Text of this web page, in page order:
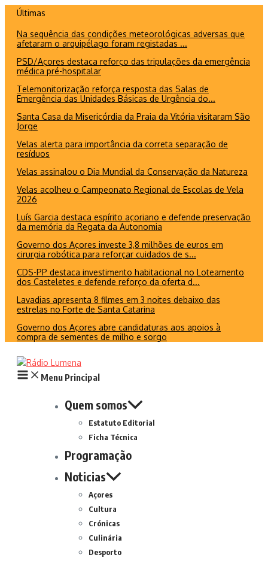
conteúdo
Últimas
Na sequência das condições meteorológicas adversas que
afetaram o arquipélago foram registadas ...
PSD/Açores destaca reforço das tripulações da emergência
médica pré-hospitalar
Telemonitorização reforça resposta das Salas de
Emergência das Unidades Básicas de Urgência do...
Santa Casa da Misericórdia da Praia da Vitória visitaram São
Jorge
Velas alerta para importância da correta separação de
resíduos
Velas assinalou o Dia Mundial da Conservação da Natureza
Velas acolheu o Campeonato Regional de Escolas de Vela
2026
Luís Garcia destaca espírito açoriano e defende preservação
da memória da Regata da Autonomia
Governo dos Açores investe 3,8 milhões de euros em
cirurgia robótica para reforçar cuidados de s...
CDS-PP destaca investimento habitacional no Loteamento
dos Casteletes e defende reforço da oferta d...
Lavadias apresenta 8 filmes em 3 noites debaixo das
estrelas no Forte de Santa Catarina
Governo dos Açores abre candidaturas aos apoios à
compra de sementes de milho e sorgo
Menu Principal
Quem somos
Estatuto Editorial
Ficha Técnica
Programação
Noticias
Açores
Cultura
Crónicas
Culinária
Desporto